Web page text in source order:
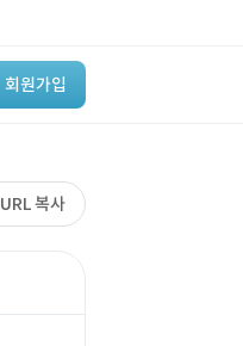
회원가입
URL 복사